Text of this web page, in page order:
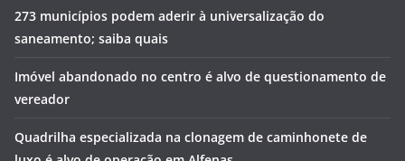
273 municípios podem aderir à universalização do
saneamento; saiba quais
Imóvel abandonado no centro é alvo de questionamento de
vereador
Quadrilha especializada na clonagem de caminhonete de